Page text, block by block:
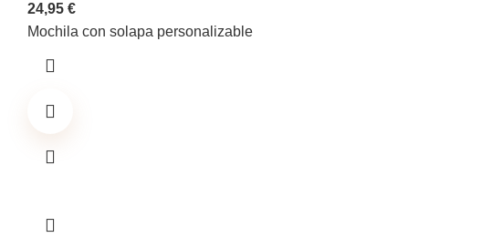
24,95 €
Mochila con solapa personalizable